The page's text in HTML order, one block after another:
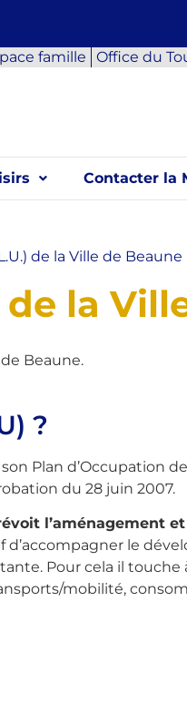
famille Office du
Contacter la
de la Ville de Beaune
de la
Beaune.
?
Plan d’Occupation
du 28 juin 2007.
l’aménagement
d’accompagner le
Pour cela il
mobilité,